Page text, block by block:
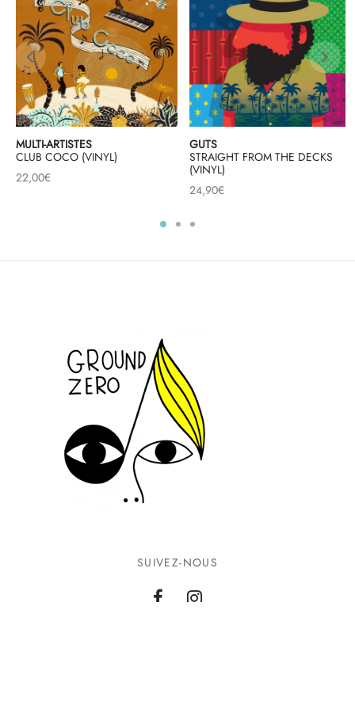
MULTI-ARTISTES
CLUB COCO (VINYL)
22,00€
GUTS
STRAIGHT FROM THE DECKS
(VINYL)
24,90€
SUIVEZ-NOUS